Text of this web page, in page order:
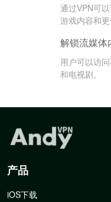
通过VPN可
游戏内容和更
解锁流媒体
用户可以访
和电视剧。
产品
iOS下载